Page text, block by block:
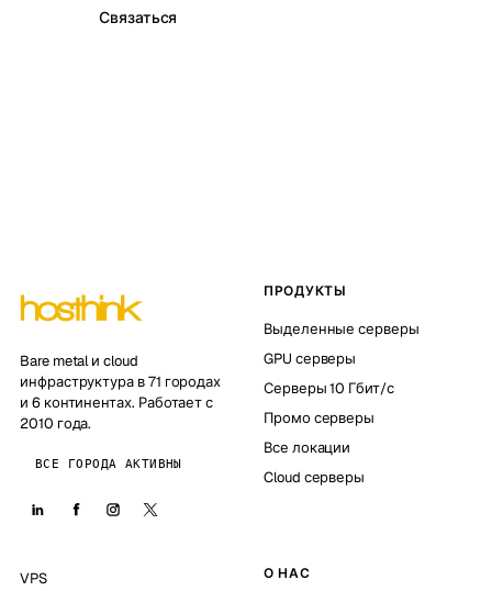
Связаться
Bare metal и cloud
инфраструктура в 71 городах
и 6 континентах. Работает с
2010 года.
ВСЕ ГОРОДА АКТИВНЫ
ПРОДУКТЫ
Выделенные серверы
GPU серверы
Серверы 10 Гбит/с
Промо серверы
Все локации
Cloud серверы
VPS
О НАС